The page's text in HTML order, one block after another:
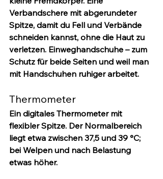
Verbandschere mit abgerundeter
Spitze, damit du Fell und Verbände
schneiden kannst, ohne die Haut zu
verletzen. Einweghandschuhe – zum
Schutz für beide Seiten und weil man
mit Handschuhen ruhiger arbeitet.
Thermometer
Ein digitales Thermometer mit
flexibler Spitze. Der Normalbereich
liegt etwa zwischen 37,5 und 39 °C;
bei Welpen und nach Belastung
etwas höher.